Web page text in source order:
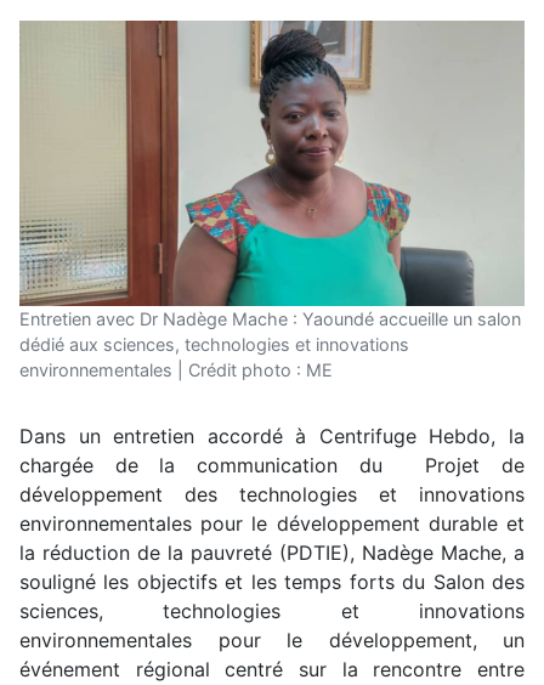
Entretien avec Dr Nadège Mache : Yaoundé accueille un salon
dédié aux sciences, technologies et innovations
environnementales | Crédit photo : ME
Dans un entretien accordé à Centrifuge Hebdo, la
chargée de la communication du Projet de
développement des technologies et innovations
environnementales pour le développement durable et
la réduction de la pauvreté (PDTIE), Nadège Mache, a
souligné les objectifs et les temps forts du Salon des
sciences, technologies et innovations
environnementales pour le développement, un
événement régional centré sur la rencontre entre